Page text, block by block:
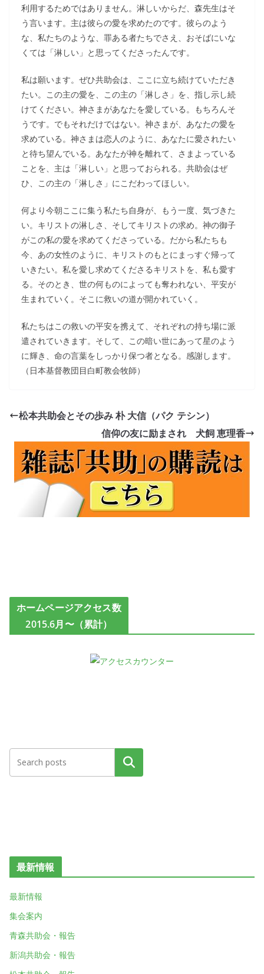
利用するためではありません。淋しいからだ、森先生はそ
う言います。主は彼らの愛を求めたのです。彼らのよう
な、私たちのような、罪ある者たちでさえ、おそばにいな
くては「淋しい」と思ってくださったんです。
私は願います。ぜひ共助会は、ここに立ち続けていただき
たい。この主の愛を、この主の「淋しさ」を、指し示し続
けてください。神さまがあなたを愛している。もちろんそ
うです。でもそれだけではない。神さまが、あなたの愛を
求めている。神さまは恋人のように、あなたに愛されたい
と待ち望んでいる。あなたが神を離れて、さまよっている
ことを、主は「淋しい」と思っておられる。共助会はぜ
ひ、この主の「淋しさ」にこだわってほしい。
何より今朝ここに集う私たち自身が、もう一度、気づきた
い。キリストの淋しさ、そしてキリストの求め。神の御子
がこの私の愛を求めてくださっている。だから私たちも
今、あの女性のように、キリストのもとにまっすぐ帰って
いきたい。私を愛し求めてくださるキリストを、私も愛す
る。そのとき、世の何ものによっても奪われない、平安が
生まれていく。そこに救いの道が開かれていく。
私たちはこの救いの平安を携えて、それぞれの持ち場に派
遣されていきます。そして、この暗い世にあって星のよう
に輝き、命の言葉をしっかり保つ者となる。感謝します。
（日本基督教団目白町教会牧師）
松本共助会とその歩み 朴 大信（パク テシン）
信仰の友に励まされ 犬飼 恵理香
ホームページアクセス数
2015.6月〜（累計）
検索
最新情報
最新情報
集会案内
青森共助会・報告
新潟共助会・報告